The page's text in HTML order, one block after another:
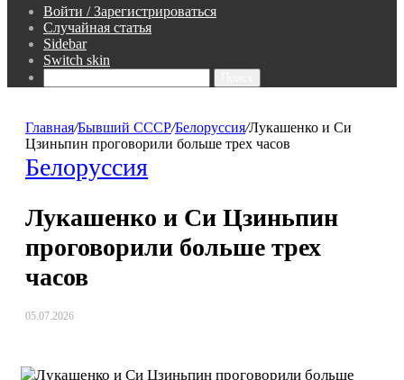
Войти / Зарегистрироваться
Случайная статья
Sidebar
Switch skin
Главная/Бывший СССР/Белоруссия/Лукашенко и Си
Цзиньпин проговорили больше трех часов
Белоруссия
Лукашенко и Си Цзиньпин
проговорили больше трех
часов
05.07.2026